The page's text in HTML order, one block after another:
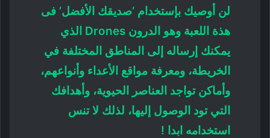
لن أوصيك بإستخدام ‘صديقك الأفضل’ فى
هذة اللعبة وهو الدرون Drones الذي
يمكنك إرساله إلى المناطق المختلفة في
الخريطة، ومعرفة مواقع الأعداء وأنواعهم،
وأماكن تواجد العناصر الحيوية، وأهدافك
التي تود الوصول إليها، لذلك لا تنس
استخدامه ابدا !